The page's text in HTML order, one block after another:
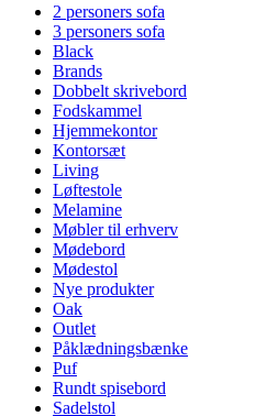
2 personers sofa
3 personers sofa
Black
Brands
Dobbelt skrivebord
Fodskammel
Hjemmekontor
Kontorsæt
Living
Løftestole
Melamine
Møbler til erhverv
Mødebord
Mødestol
Nye produkter
Oak
Outlet
Påklædningsbænke
Puf
Rundt spisebord
Sadelstol